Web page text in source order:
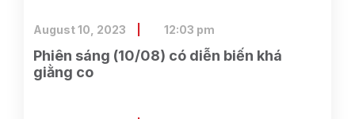
Phiên sáng (10/08) có diễn biến khá
giằng co
August 10, 2023 12:03 pm